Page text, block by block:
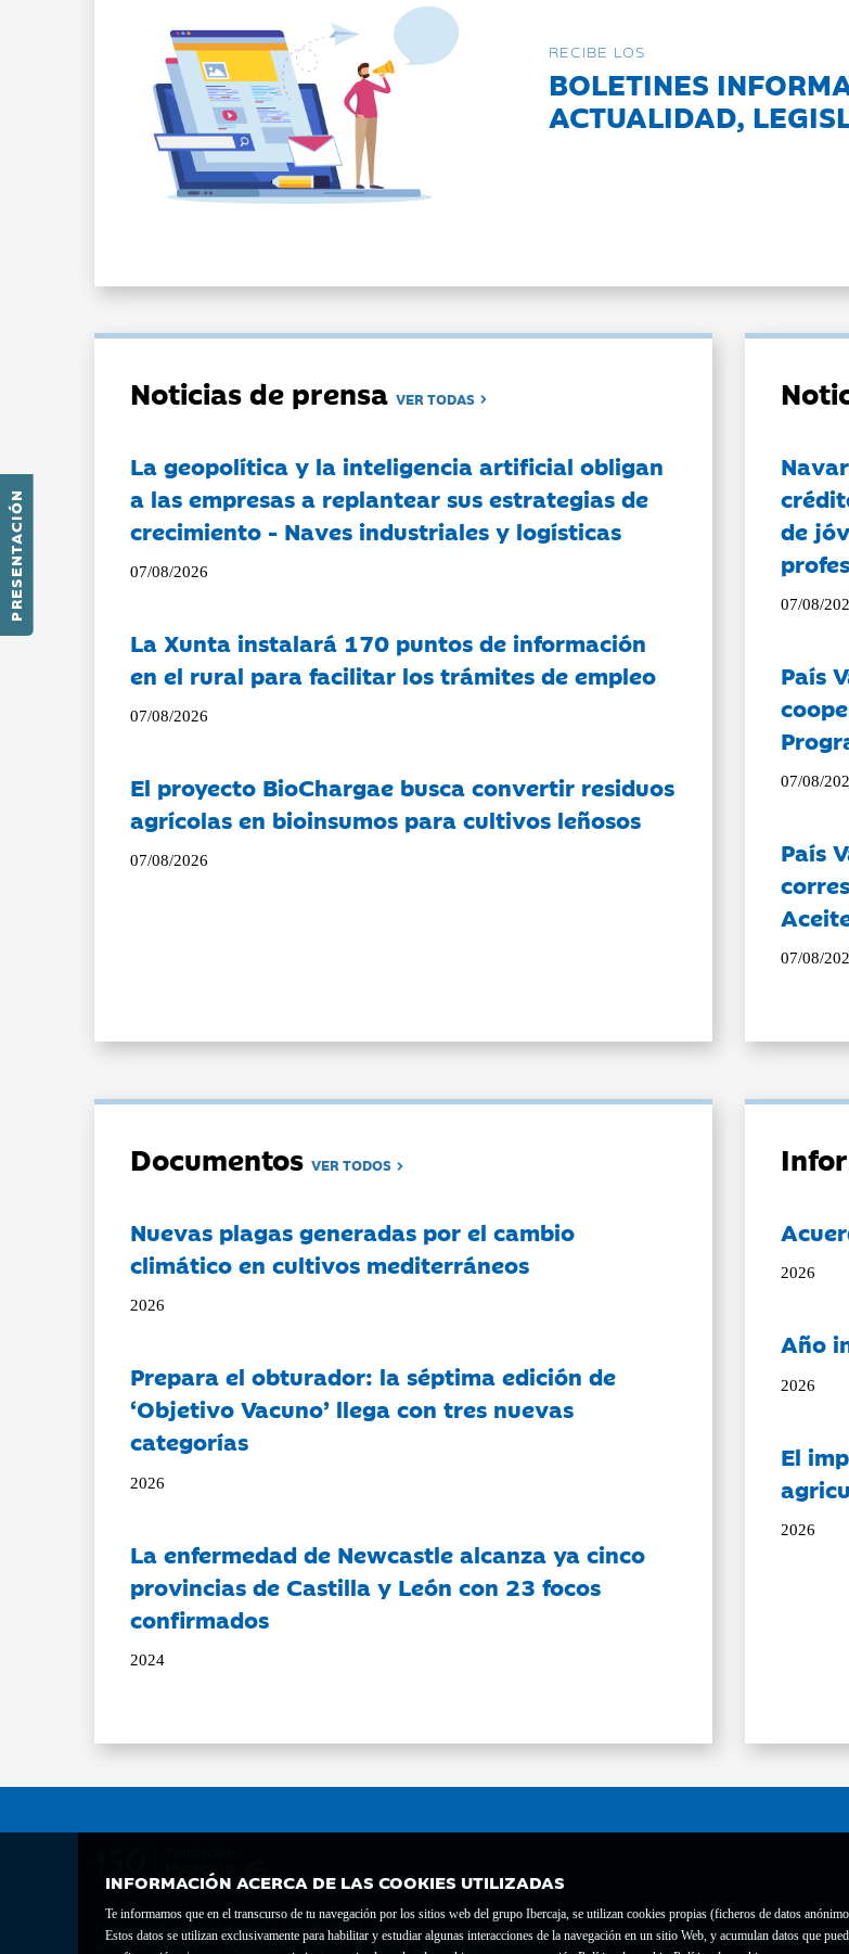
PRESENTACIÓN
INFORMACIÓN ACERCA DE LAS COOKIES UTILIZADAS
Te informamos que en el transcurso de tu navegación por los sitios web del grupo Ibercaja, se utilizan cookies propias (ficheros de datos
Estos datos se utilizan exclusivamente para habilitar y estudiar algunas interacciones de la navegación en un sitio Web, y acumulan datos que
RECIBE LOS
BOLETINES
ACTUALIDAD,
Noticias de prensaVER TODAS
La geopolítica y la inteligencia artificial obligan
a las empresas a replantear sus estrategias de
crecimiento - Naves industriales y logísticas
07/08/2026
La Xunta instalará 170 puntos de información
en el rural para facilitar los trámites de empleo
07/08/2026
El proyecto BioChargae busca convertir residuos
agrícolas en bioinsumos para cultivos leñosos
07/08/2026
de
07/08/
País
07/08/
País
07/08/
DocumentosVER TODOS
Nuevas plagas generadas por el cambio
climático en cultivos mediterráneos
2026
Prepara el obturador: la séptima edición de
‘Objetivo Vacuno’ llega con tres nuevas
categorías
2026
La enfermedad de Newcastle alcanza ya cinco
provincias de Castilla y León con 23 focos
confirmados
2024
2026
Año
2026
El
2026
Fundación Bancaria Ibercaja C.I.F. G-50000652.
Inscrita en el Registro de Fundaciones del Mº de Educación, Cultura y Deporte con el nº 1689.